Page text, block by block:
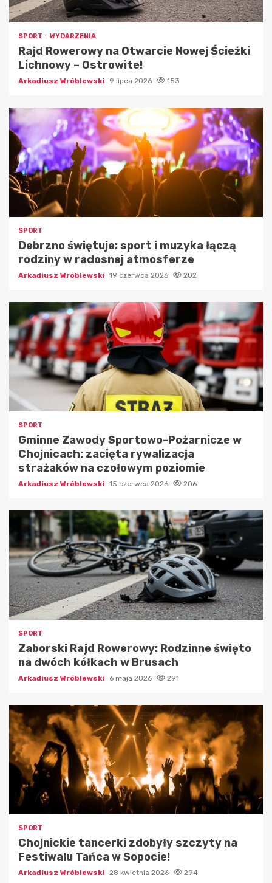
SPORT WYDARZENIA
Rajd Rowerowy na Otwarcie Nowej Ścieżki
Lichnowy – Ostrowite!
Arkadiusz Wróblewski 9 lipca 2026 153
SPORT
Debrzno świętuje: sport i muzyka łączą
rodziny w radosnej atmosferze
Arkadiusz Wróblewski 19 czerwca 2026 202
SPORT
Gminne Zawody Sportowo-Pożarnicze w
Chojnicach: zacięta rywalizacja
strażaków na czołowym poziomie
Arkadiusz Wróblewski 15 czerwca 2026 206
SPORT
Zaborski Rajd Rowerowy: Rodzinne święto
na dwóch kółkach w Brusach
Arkadiusz Wróblewski 6 maja 2026 291
SPORT
Chojnickie tancerki zdobyły szczyty na
Festiwalu Tańca w Sopocie!
Arkadiusz Wróblewski 28 kwietnia 2026 294